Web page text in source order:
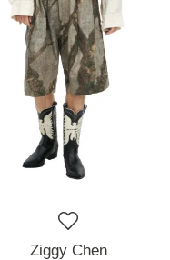
Ziggy Chen